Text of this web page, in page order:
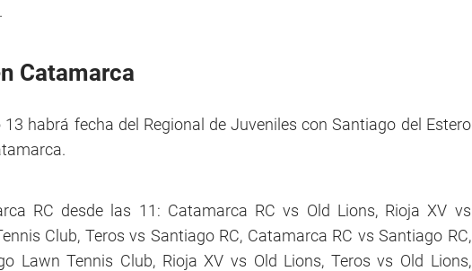
Catamarca
habrá fecha del Regional de Juveniles con Santiago del Estero
RC desde las 11: Catamarca RC vs Old Lions, Rioja XV vs
Club, Teros vs Santiago RC, Catamarca RC vs Santiago RC,
Lawn Tennis Club, Rioja XV vs Old Lions, Teros vs Old Lions,